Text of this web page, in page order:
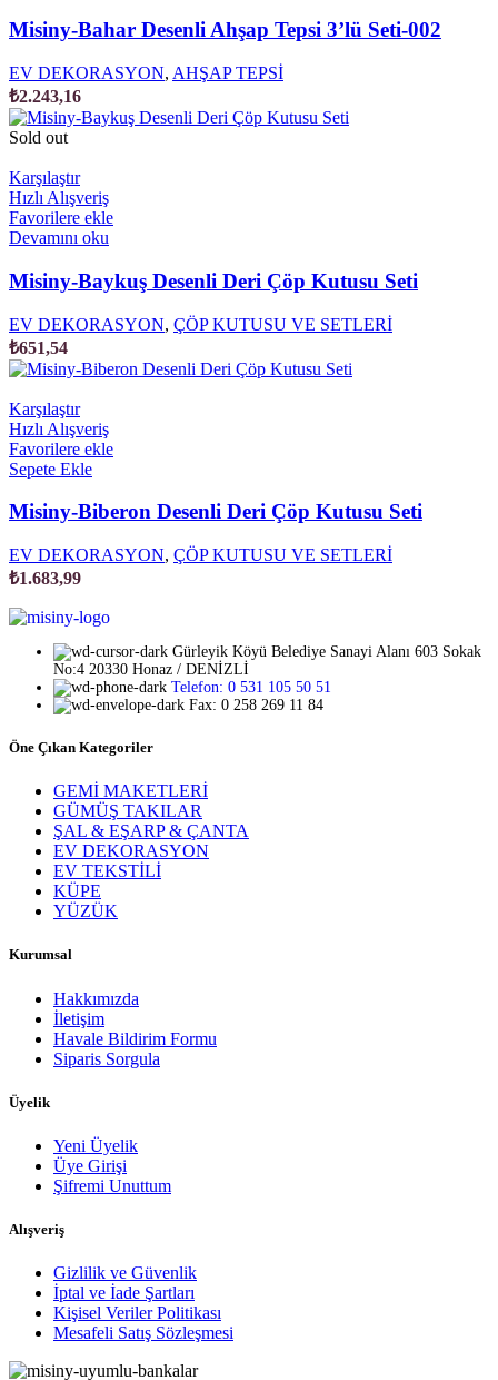
Misiny-Bahar Desenli Ahşap Tepsi 3’lü Seti-002
EV DEKORASYON, AHŞAP TEPSİ
₺2.243,16
Sold out
Karşılaştır
Hızlı Alışveriş
Favorilere ekle
Devamını oku
Misiny-Baykuş Desenli Deri Çöp Kutusu Seti
EV DEKORASYON, ÇÖP KUTUSU VE SETLERİ
₺651,54
Karşılaştır
Hızlı Alışveriş
Favorilere ekle
Sepete Ekle
Misiny-Biberon Desenli Deri Çöp Kutusu Seti
EV DEKORASYON, ÇÖP KUTUSU VE SETLERİ
₺1.683,99
Gürleyik Köyü Belediye Sanayi Alanı 603 Sokak
No:4 20330 Honaz / DENİZLİ
Telefon: 0 531 105 50 51
Fax: 0 258 269 11 84
Öne Çıkan Kategoriler
GEMİ MAKETLERİ
GÜMÜŞ TAKILAR
ŞAL & EŞARP & ÇANTA
EV DEKORASYON
EV TEKSTİLİ
KÜPE
YÜZÜK
Kurumsal
Hakkımızda
İletişim
Havale Bildirim Formu
Siparis Sorgula
Üyelik
Yeni Üyelik
Üye Girişi
Şifremi Unuttum
Alışveriş
Gizlilik ve Güvenlik
İptal ve İade Şartları
Kişisel Veriler Politikası
Mesafeli Satış Sözleşmesi